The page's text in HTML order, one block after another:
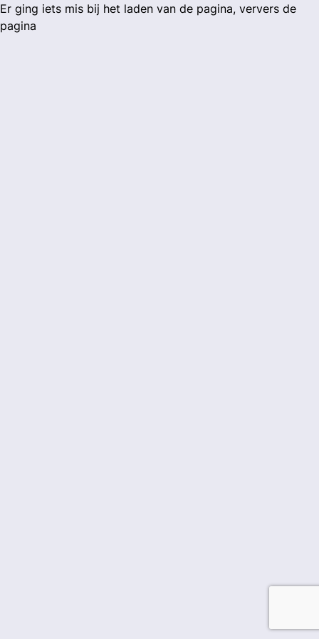
Er ging iets mis bij het laden van de pagina, ververs de
pagina